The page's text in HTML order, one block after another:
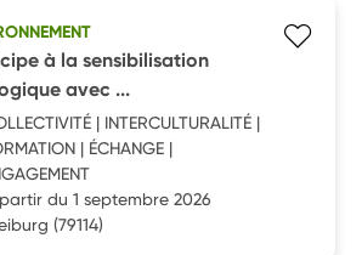
à la sensibilisation
avec ...
| INTERCULTURALITÉ |
| ÉCHANGE |
du 1 septembre 2026
(79114)